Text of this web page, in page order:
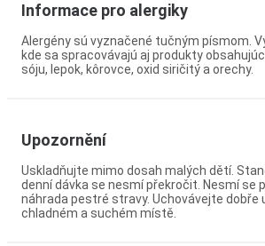
Informace pro alergiky
Alergény sú vyznačené tučným písmom.
kde sa spracovávajú aj produkty
sóju, lepok, kôrovce, oxid siričitý a orechy.
Upozornění
Uskladňujte mimo dosah malých dětí.
denní dávka se nesmí překročit. Nesmí se
náhrada pestré stravy. Uchovávejte dobře
chladném a suchém místě.